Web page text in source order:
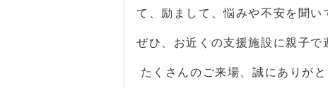
て、励まして、悩みや不安を聞い
ぜひ、お近くの支援施設に親子で
たくさんのご来場、誠にありがと